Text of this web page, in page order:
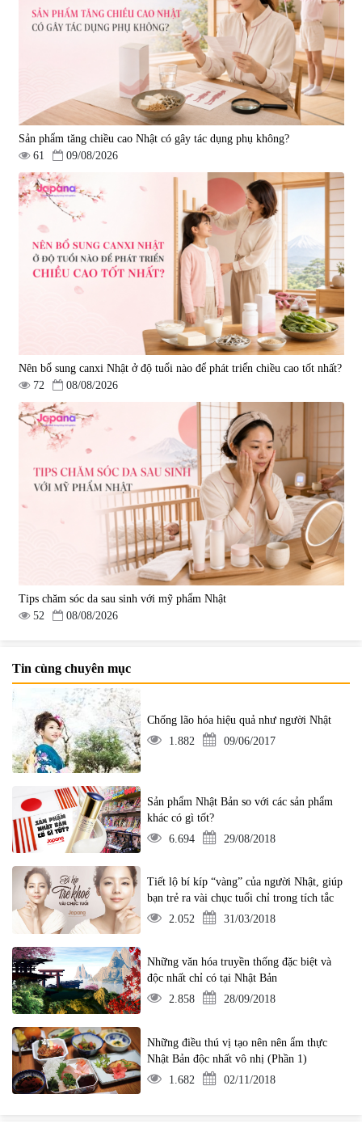
Sản phẩm tăng chiều cao Nhật có gây tác dụng phụ không?
61
09/08/2026
Nên bổ sung canxi Nhật ở độ tuổi nào để phát triển chiều cao tốt nhất?
72
08/08/2026
Tips chăm sóc da sau sinh với mỹ phẩm Nhật
52
08/08/2026
Tin cùng chuyên mục
Chống lão hóa hiệu quả như người Nhật
1.882
09/06/2017
Sản phẩm Nhật Bản so với các sản phẩm
khác có gì tốt?
6.694
29/08/2018
Tiết lộ bí kíp “vàng” của người Nhật, giúp
bạn trẻ ra vài chục tuổi chỉ trong tích tắc
2.052
31/03/2018
Những văn hóa truyền thống đặc biệt và
độc nhất chỉ có tại Nhật Bản
2.858
28/09/2018
Những điều thú vị tạo nên nên ẩm thực
Nhật Bản độc nhất vô nhị (Phần 1)
1.682
02/11/2018